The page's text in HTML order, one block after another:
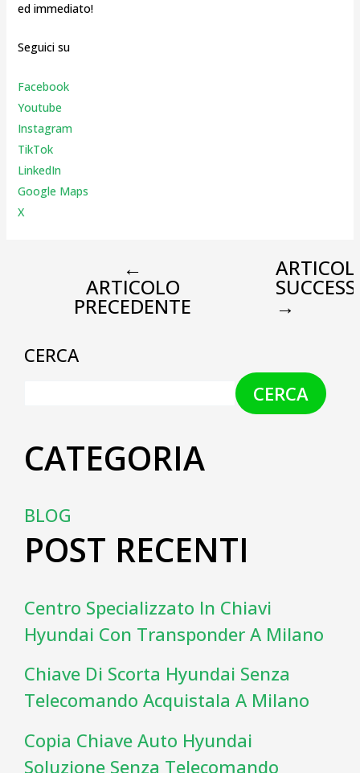
ed immediato!
Seguici su
Facebook
Youtube
Instagram
TikTok
LinkedIn
Google Maps
X
←
ARTICOLO
PRECEDENTE →
CERCA
CERCA
CATEGORIA
BLOG
POST RECENTI
Centro Specializzato In Chiavi
Hyundai Con Transponder A Milano
Chiave Di Scorta Hyundai Senza
Telecomando Acquistala A Milano
Copia Chiave Auto Hyundai
Soluzione Senza Telecomando